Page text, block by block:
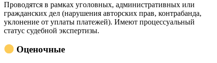
Проводятся в рамках уголовных, административных или
гражданских дел (нарушения авторских прав, контрабанда,
уклонение от уплаты платежей). Имеют процессуальный
статус судебной экспертизы.
Оценочные